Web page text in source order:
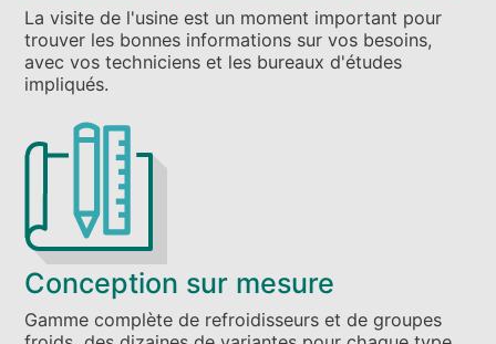
La visite de l'usine est un moment important pour
trouver les bonnes informations sur vos besoins,
avec vos techniciens et les bureaux d'études
impliqués.
Conception sur mesure
Gamme complète de refroidisseurs et de groupes